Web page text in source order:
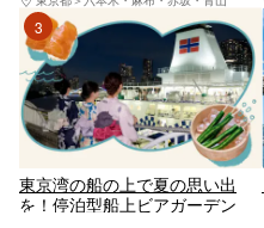
3位
東京湾の船の上で夏の思い出
を！停泊型船上ビアガーデン